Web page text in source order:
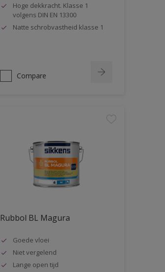
Hoge dekkracht. Klasse 1
volgens DIN EN 13300
Natte schrobvastheid klasse 1
Compare
Rubbol BL Magura
Goede vloei
Niet vergelend
Lange open tijd